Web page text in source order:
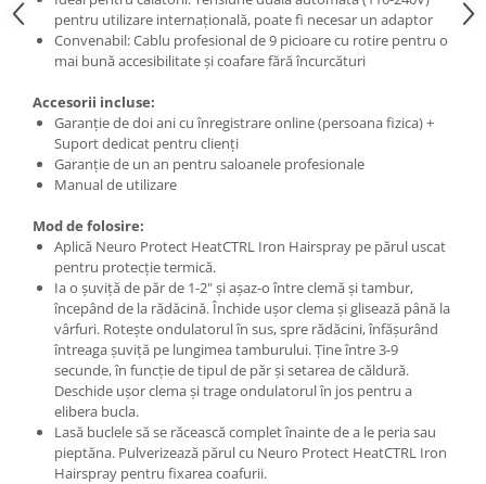
pentru utilizare internațională, poate fi necesar un adaptor
Convenabil: Cablu profesional de 9 picioare cu rotire pentru o
mai bună accesibilitate și coafare fără încurcături
Accesorii incluse:
Garanție de doi ani cu înregistrare online (persoana fizica) +
Suport dedicat pentru clienți
Garanție de un an pentru saloanele profesionale
Manual de utilizare
Mod de folosire:
Aplică Neuro Protect HeatCTRL Iron Hairspray pe părul uscat
pentru protecție termică.
Ia o șuviță de păr de 1-2" și așaz-o între clemă și tambur,
începând de la rădăcină. Închide ușor clema și glisează până la
vârfuri. Rotește ondulatorul în sus, spre rădăcini, înfășurând
întreaga șuviță pe lungimea tamburului. Ține între 3-9
secunde, în funcție de tipul de păr și setarea de căldură.
Deschide ușor clema și trage ondulatorul în jos pentru a
elibera bucla.
Lasă buclele să se răcească complet înainte de a le peria sau
pieptăna. Pulverizează părul cu Neuro Protect HeatCTRL Iron
Hairspray pentru fixarea coafurii.